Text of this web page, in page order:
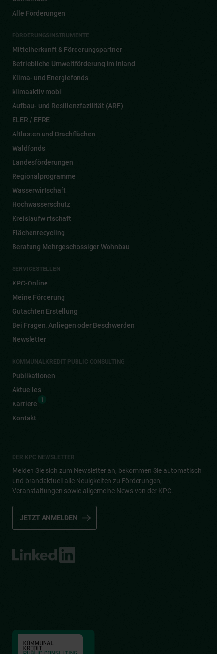
Alle Förderungen
FÖRDERUNGSINSTRUMENTE
Mittelherkunft & Förderungspartner
Betriebliche Umweltförderung im Inland
Klima- und Energiefonds
klimaaktiv mobil
Aufbau- und Resilienzfazilität (ARF)
ELER / EFRE
Altlasten und Brachflächen
Waldfonds
Landesförderungen
Regionalprogramme
Wasserwirtschaft
Hochwasserschutz
Kreislaufwirtschaft
Flächenrecycling
Beratung Mehrgeschossiger Wohnbau
SERVICESTELLEN
KPC-Online
Meine Förderung
Gutachten Erstellung
Bei Fragen, Anliegen oder Beschwerden
Newsletter
KOMMUNALKREDIT PUBLIC CONSULTING
Publikationen
Aktuelles
Karriere
1
Kontakt
DER KPC NEWSLETTER
Melden Sie sich zum Newsletter an, bekommen Sie automatisch
und brandaktuell alle Neuigkeiten zu Förderungen,
Veranstaltungen sowie allgemeine News von der KPC.
JETZT ANMELDEN